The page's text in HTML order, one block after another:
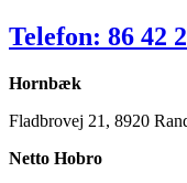
Telefon: 86 42
Hornbæk
Fladbrovej 21, 8920
Netto Hobro